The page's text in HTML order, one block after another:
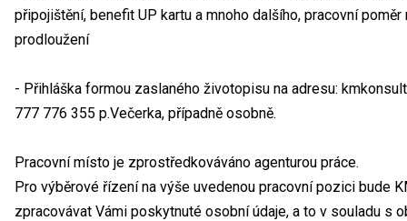
připojištění, benefit UP kartu a mnoho dalšího, pracovní
prodloužení
- Přihláška formou zaslaného životopisu na adresu:
777 776 355 p.Večerka, případně osobně.
Pracovní místo je zprostředkováváno agenturou práce.
Pro výběrové řízení na výše uvedenou pracovní pozici bude
zpracovávat Vámi poskytnuté osobní údaje, a to v souladu s